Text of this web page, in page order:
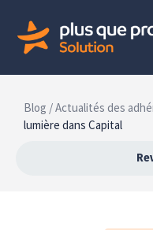
Blog /Actualités des
lumière dans Capital